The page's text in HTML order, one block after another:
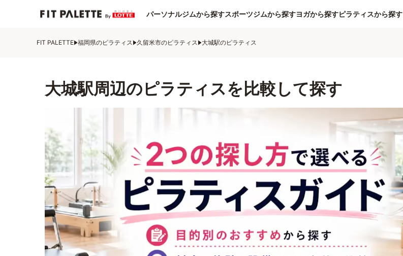
パーソナルジムから探すスポーツジムから探すヨガから探すピラティスから探す
FIT PALETTE 福岡県のピラティス 久留米市のピラティス 大城駅のピラティス
大城駅周辺のピラティスを比較して探す